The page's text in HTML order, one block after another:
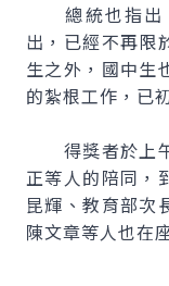
總統也指出
出，已經不再限
生之外，國中生
的紮根工作，已
得獎者於上午
正等人的陪同，
昆輝、教育部次
陳文章等人也在